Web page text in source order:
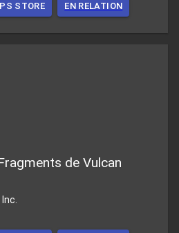
PS STORE EN RELATION
de Vulcan